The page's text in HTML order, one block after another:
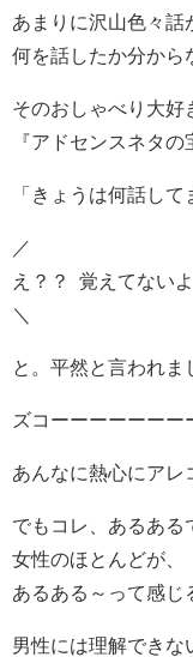
あまりに沢山色々話
何を話したか分から
そのおしゃべり大好
『アドセンスネタの
「きょうは何話し
／
え？？ 覚えてないよ
＼
と。平然と言われま
ズコーーーーーーー
あんなに熱心にアレ
でもコレ、あるある
女性のほとんどが、
あるある～って感じ
男性には理解できな